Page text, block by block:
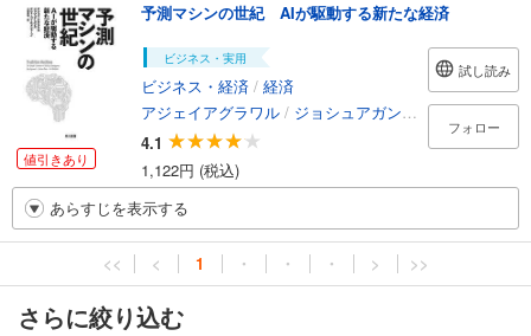
値引きあり
予測マシンの世紀 AIが駆動する新たな経済
ビジネス・実用
ビジネス・経済 / 経済
アジェイアグラワル / ジョシュアガンズ /アヴィゴール
4.1
1,122円 (税込)
試し読み
フォロー
あらすじを表示する
<< < 1 ・ ・ ・ > >>
さらに絞り込む